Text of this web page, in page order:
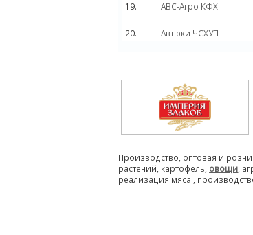
19.
АВС-Агро КФХ
20. Автюки ЧСХУП
Производство, оптовая и
растений, картофель, овощи ,
реализация мяса ,